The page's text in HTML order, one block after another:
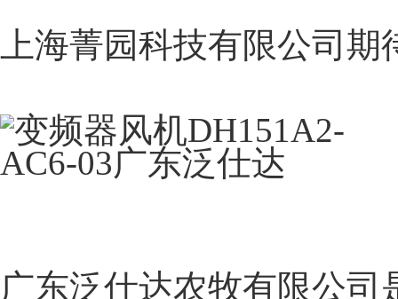
上海菁园科技有限公司期
广东泛仕达农牧有限公